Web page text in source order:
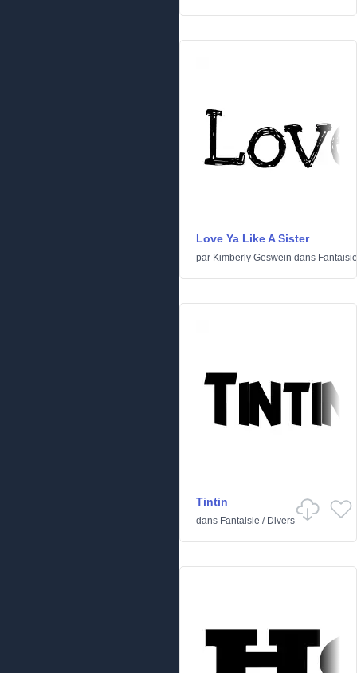
Love Ya Like A Sister
par Kimberly Geswein dans Fantaisie
Tintin
dans Fantaisie / Divers